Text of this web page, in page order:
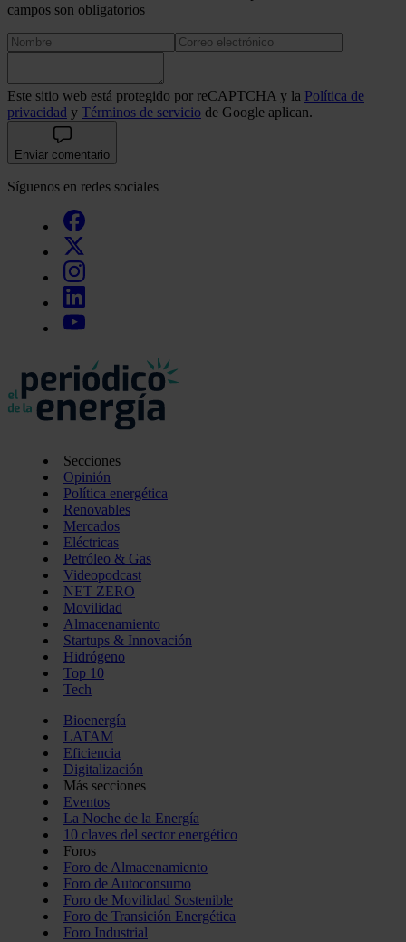
campos son obligatorios
Este sitio web está protegido por reCAPTCHA y la Política de
privacidad y Términos de servicio de Google aplican.
Enviar comentario
Síguenos en redes sociales
Secciones
Opinión
Política energética
Renovables
Mercados
Eléctricas
Petróleo & Gas
Videopodcast
NET ZERO
Movilidad
Almacenamiento
Startups & Innovación
Hidrógeno
Top 10
Tech
Bioenergía
LATAM
Eficiencia
Digitalización
Más secciones
Eventos
La Noche de la Energía
10 claves del sector energético
Foros
Foro de Almacenamiento
Foro de Autoconsumo
Foro de Movilidad Sostenible
Foro de Transición Energética
Foro Industrial